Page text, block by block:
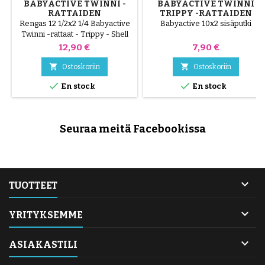
BABYACTIVE TWINNI -
RATTAIDEN
TAKARENGAS - TRIPPY -
SHELL PRESTIGE
Rengas 12 1/2x2 1/4 Babyactive
Twinni -rattaat - Trippy - Shell
Prestige
Hinta
12,90 €
 Ostoskoriin
 En stock
BABYACTIVE TWINNI
TRIPPY -RATTAIDEN
ETUILMAKAMMIO
Babyactive 10x2 sisäputki
Hinta
7,90 €
 Ostoskoriin
 En stock
Seuraa meitä Facebookissa
TUOTTEET 
YRITYKSEMME 
ASIAKASTILI 